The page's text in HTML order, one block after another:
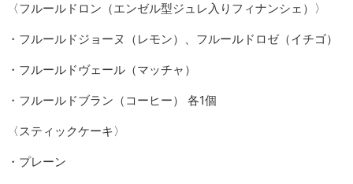
〈フルールドロン（エンゼル型ジュレ入りフィナンシェ）〉
・フルールドジョーヌ（レモン）、フルールドロゼ（イチゴ）
・フルールドヴェール（マッチャ）
・フルールドブラン（コーヒー） 各1個
〈スティックケーキ〉
・プレーン